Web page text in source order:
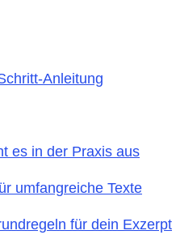
Anleitung
es in der Praxis aus
umfangreiche Texte
für dein Exzerpt